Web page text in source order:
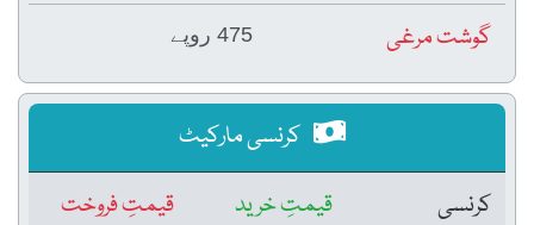
گوشت مرغی 475 روپے
کرنسی مارکیٹ
کرنسی
قیمتِ خرید
قیمتِ فروخت